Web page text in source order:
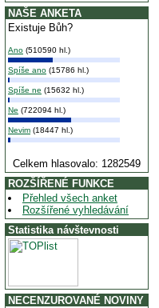
NAŠE ANKETA
Existuje Bůh?
Ano (510590 hl.)
Spíše ano (15786 hl.)
Spíše ne (15632 hl.)
Ne (722094 hl.)
Nevim (18447 hl.)
Celkem hlasovalo: 1282549
ROZŠÍŘENÉ FUNKCE
Přehled všech anket
Rozšířené vyhledávání
Statistika návštevnosti
NECENZUROVANÉ NOVINY